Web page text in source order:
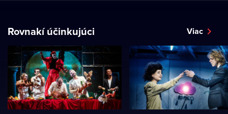
Rovnakí účinkujúci Viac